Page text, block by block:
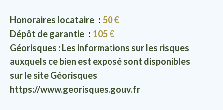
Honoraires locataire
50 €
Dépôt de garantie
105 €
Géorisques : Les informations sur les risques
auxquels ce bien est exposé sont disponibles
sur le site Géorisques
https://www.georisques.gouv.fr